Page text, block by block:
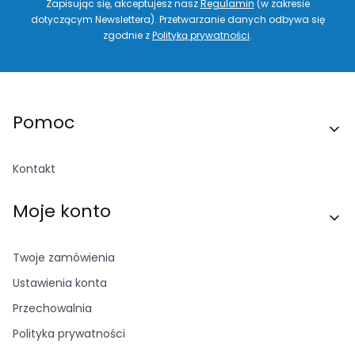
Zapisując się, akceptujesz nasz Regulamin (w zakresie
dotyczącym Newslettera). Przetwarzanie danych odbywa się
zgodnie zPolityką prywatności.
Linki w stopce
Pomoc
Kontakt
Moje konto
Twoje zamówienia
Ustawienia konta
Przechowalnia
Polityka prywatności